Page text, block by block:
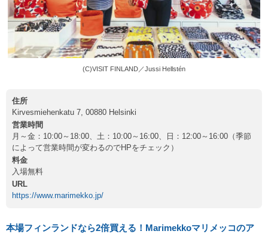
(C)VISIT FINLAND／Jussi Hellstén
住所
Kirvesmiehenkatu 7, 00880 Helsinki
営業時間
月～金：10:00～18:00、土：10:00～16:00、日：12:00～16:00（季節
によって営業時間が変わるのでHPをチェック）
料金
入場無料
URL
https://www.marimekko.jp/
本場フィンランドなら2倍買える！Marimekkoマリメッコのア